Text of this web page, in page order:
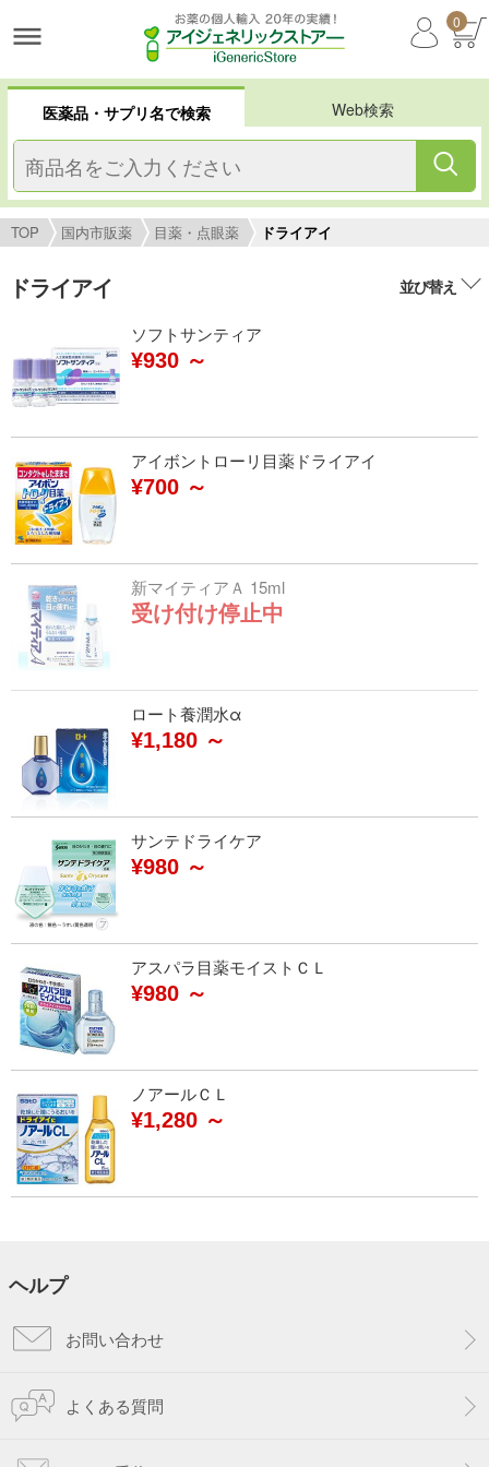
0
医薬品・サプリ名で検索 Web検索
TOP 国内市販薬 目薬・点眼薬 ドライアイ
ドライアイ 並び替え
ソフトサンティア
¥930 ～
アイボントローリ目薬ドライアイ
¥700 ～
新マイティアＡ 15ml
受け付け停止中
ロート養潤水α
¥1,180 ～
サンテドライケア
¥980 ～
アスパラ目薬モイストＣＬ
¥980 ～
ノアールＣＬ
¥1,280 ～
ヘルプ
お問い合わせ
よくある質問